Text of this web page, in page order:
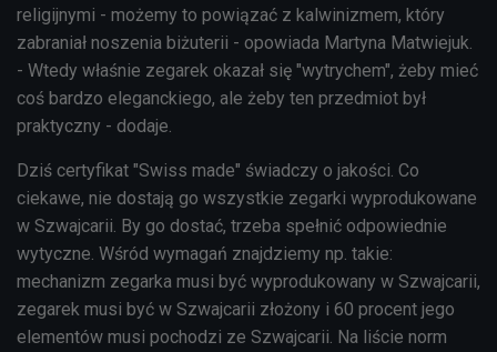
religijnymi - możemy to powiązać z kalwinizmem, który
zabraniał noszenia biżuterii - opowiada Martyna Matwiejuk.
- Wtedy właśnie zegarek okazał się "wytrychem", żeby mieć
coś bardzo eleganckiego, ale żeby ten przedmiot był
praktyczny - dodaje.
Dziś certyfikat "Swiss made" świadczy o jakości. Co
ciekawe, nie dostają go wszystkie zegarki wyprodukowane
w Szwajcarii. By go dostać, trzeba spełnić odpowiednie
wytyczne. Wśród wymagań znajdziemy np. takie:
mechanizm zegarka musi być wyprodukowany w Szwajcarii,
zegarek musi być w Szwajcarii złożony i 60 procent jego
elementów musi pochodzi ze Szwajcarii. Na liście norm